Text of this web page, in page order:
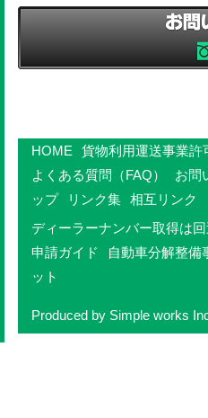
HOME 貨物利用運送事業許
よくある質問（FAQ）
お問
ップ
リンク集 相互リンク
ディーラーナンバー取得は
申請ガイド
自動車分解整備
ット
Produced by Simple works